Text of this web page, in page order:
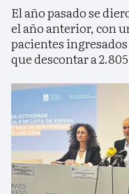
El año pasado se
el año anterior, con
pacientes
que descontar a